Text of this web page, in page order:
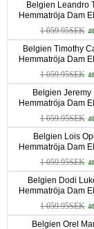
Belgien Leandro
Hemmatröja Dam
ärmar
1 059.95SEK
Belgien Timothy
Hemmatröja Dam
ärmar
1 059.95SEK
Belgien Jeremy
Hemmatröja Dam
ärmar
1 059.95SEK
Belgien Lois
Hemmatröja Dam
ärmar
1 059.95SEK
Belgien Dodi
Hemmatröja Dam
ärmar
1 059.95SEK
Belgien Orel